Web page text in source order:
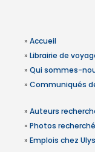
» Accueil
» Librairie de
» Qui sommes-
» Communiqués
» Auteurs
» Photos
» Emplois chez